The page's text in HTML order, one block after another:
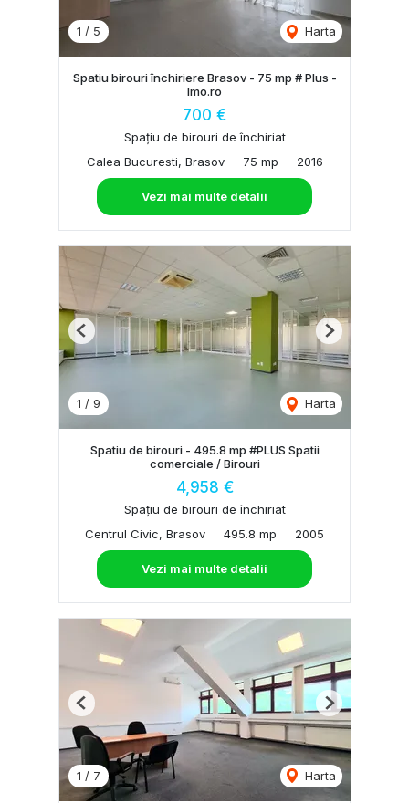
1 / 5 Harta
Spatiu birouri închiriere Brasov - 75 mp # Plus -
Imo.ro
700 €
Spațiu de birouri de închiriat
Calea Bucuresti, Brasov
75 mp 2016
Vezi mai multe detalii
1 / 9 Harta
Previous Next
Spatiu de birouri - 495.8 mp #PLUS Spatii
comerciale / Birouri
4,958 €
Spațiu de birouri de închiriat
Centrul Civic, Brasov
495.8 mp 2005
Vezi mai multe detalii
1 / 7 Harta
Previous Next